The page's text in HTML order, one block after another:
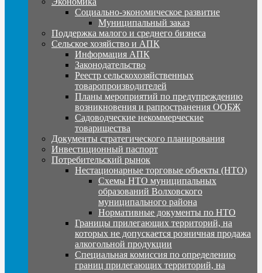
Социально-экономическое развитие
Муниципальный заказ
Поддержка малого и среднего бизнеса
Сельское хозяйство и АПК
Информация АПК
Законодательство
Реестр сельскохозяйственных
товаропроизводителей
Планы мероприятий по предупреждению
возникновения и рапространения ООБЖ
Садоводческие некоммерческие
товарищества
Документы стратегического планирования
Инвестиционный паспорт
Потребительский рынок
Нестационарные торговые объекты (НТО)
Схемы НТО муниципальных
образований Волховского
муниципального района
Нормативные документы по НТО
Границы прилегающих территорий, на
которых не допускается розничная продажа
алкогольной продукции
Специальная комиссия по определению
границ прилегающих территорий, на